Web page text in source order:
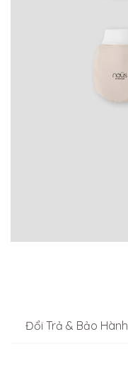
Đổi Trả & Bảo Hành